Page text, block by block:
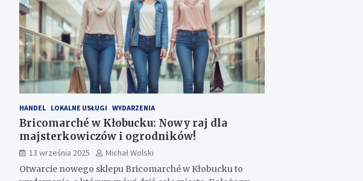
HANDEL LOKALNE USŁUGI WYDARZENIA
Bricomarché w Kłobucku: Nowy raj dla
majsterkowiczów i ogrodników!
13 września 2025
Michał Wolski
Otwarcie nowego sklepu Bricomarché w Kłobucku to